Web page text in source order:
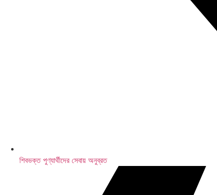
শিবভক্ত পুণ্যার্থীদের সেবায় অনুব্রত